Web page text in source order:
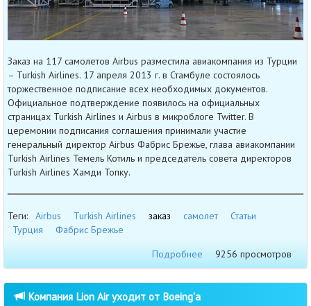
Заказ на 117 самолетов Airbus разместила авиакомпания из Турции
– Turkish Airlines. 17 апреля 2013 г. в Стамбуле состоялось
торжественное подписание всех необходимых документов.
Официальное подтверждение появилось на официальных
страницах Turkish Airlines и Airbus в микроблоге Twitter. В
церемонии подписания соглашения принимали участие
генеральный директор Airbus Фабрис Брежье, глава авиакомпании
Turkish Airlines Темель Котиль и председатель совета директоров
Turkish Airlines Хамди Топку.
Теги: Airbus Turkish Airlines заказ самолет
Статьи
Турция
Фабрис Брежье
Подробнее
9256 просмотров
Компания Lion Air уходит от Boeing'а